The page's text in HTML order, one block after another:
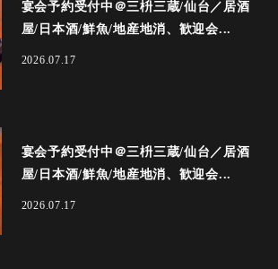
宴会予約受付中＠三枡三蔵/仙台／居酒
屋/日本酒/鮮魚/地産地消、歓迎会...
2026.07.17
宴会予約受付中＠三枡三蔵/仙台／居酒
屋/日本酒/鮮魚/地産地消、歓迎会...
2026.07.17